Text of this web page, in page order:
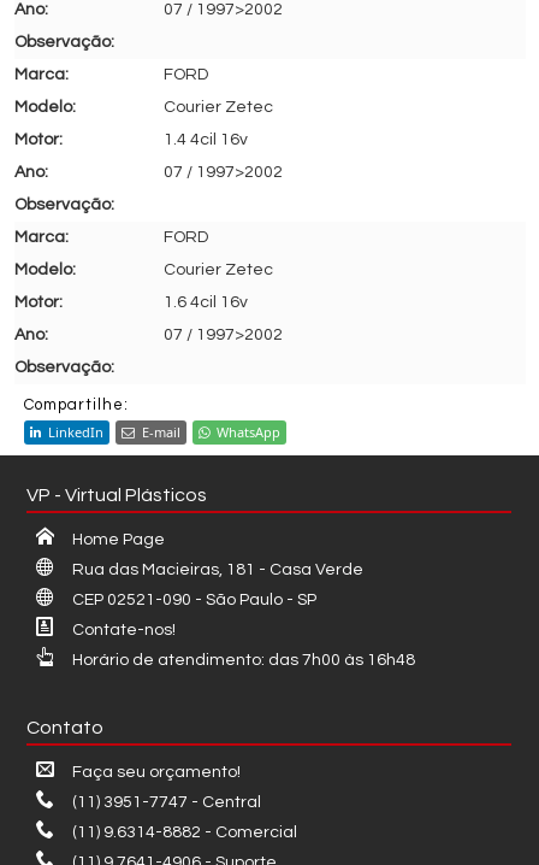
07 / 1997>2002
FORD
Courier Zetec
1.4 4cil 16v
07 / 1997>2002
FORD
Courier Zetec
1.6 4cil 16v
07 / 1997>2002
Compartilhe:
LinkedIn E-mail WhatsApp
VP - Virtual Plásticos
Home Page
Rua das Macieiras, 181 - Casa Verde
CEP 02521-090 - São Paulo - SP
Contate-nos!
Horário de atendimento: das 7h00 às 16h48
Contato
Faça seu orçamento!
(11) 3951-7747 - Central
(11) 9.6314-8882 - Comercial